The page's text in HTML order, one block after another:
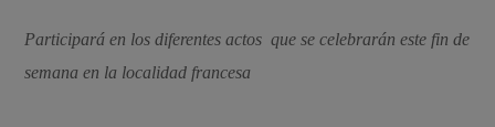
Participará en los diferentes actos que se celebrarán este fin de
semana en la localidad francesa